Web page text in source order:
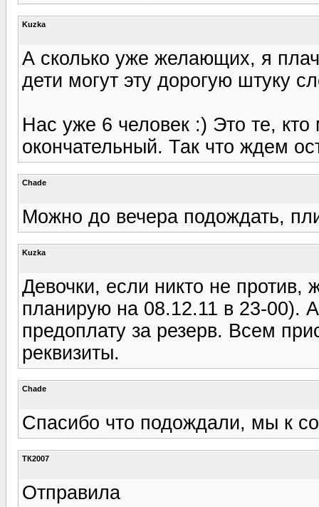
Kuzka
А сколько уже желающих, я
дети могут эту дорогую штуку
Нас уже 6 человек :) Это те,
окончательный. Так что ждем
Chade
Можно до вечера подождать,
Kuzka
Девочки, если никто не
планирую на 08.12.11 в 23-00).
предоплату за резерв. Всем
реквизиты.
Chade
Спасибо что подождали, мы к
ТК2007
Отправила